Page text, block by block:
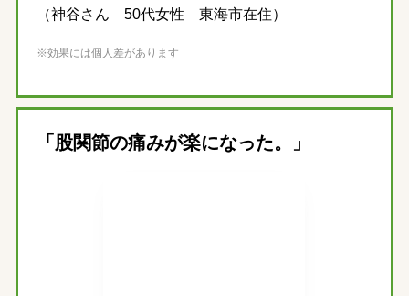
（神谷さん 50代女性 東海市在住）
※効果には個人差があります
「股関節の痛みが楽になった。」